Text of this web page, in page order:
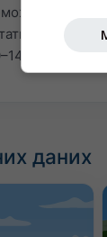
днів
даних